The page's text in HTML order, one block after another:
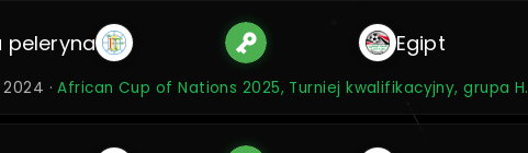
peleryna Egipt
2024 ·African Cup of Nations 2025, Turniej kwalifikacyjny, grupa H.